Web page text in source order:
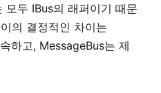
두 IBus의 래퍼이기 때문
의 결정적인 차이는
하고, MessageBus는 제